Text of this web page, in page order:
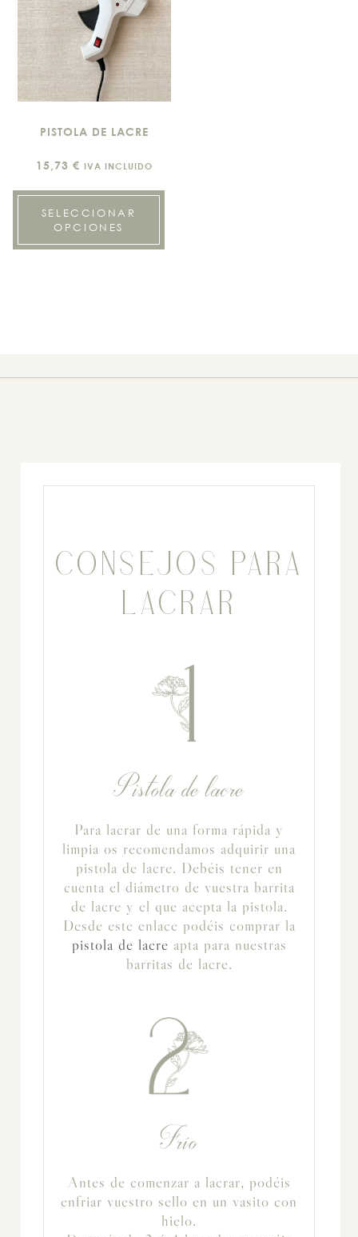
PISTOLA DE LACRE
15,73€ IVA INCLUIDO
SELECCIONAR
OPCIONES
CONSEJOS PARA
LACRAR
Pistola de lacre
Para lacrar de una forma rápida y
limpia os recomendamos adquirir una
pistola de lacre. Debéis tener en
cuenta el diámetro de vuestra barrita
de lacre y el que acepta la pistola.
Desde este enlace podéis comprar la
pistola de lacre apta para nuestras
barritas de lacre.
Frío
Antes de comenzar a lacrar, podéis
enfriar vuestro sello en un vasito con
hielo.